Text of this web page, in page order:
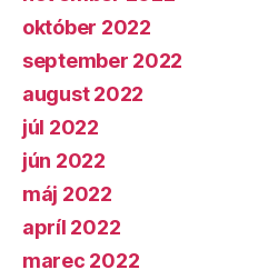
október 2022
september 2022
august 2022
júl 2022
jún 2022
máj 2022
apríl 2022
marec 2022